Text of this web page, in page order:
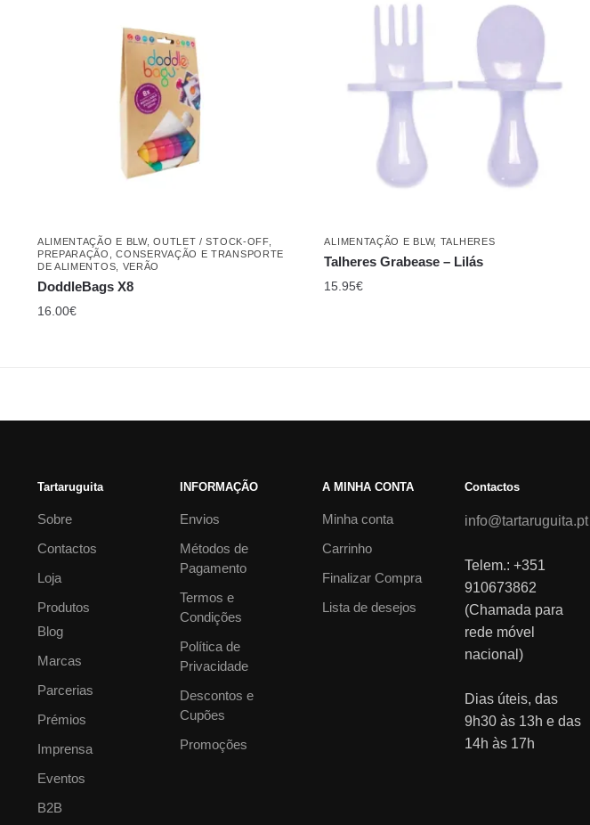
ALIMENTAÇÃO E BLW,OUTLET / STOCK-OFF,
PREPARAÇÃO, CONSERVAÇÃO E TRANSPORTE
DE ALIMENTOS
VERÃO
DoddleBags X8
16.00€
ALIMENTAÇÃO E BLW, TALHERES
Talheres Grabease – Lilás
15.95€
Tartaruguita
Sobre
Contactos
Loja
Produtos
Blog
Marcas
Parcerias
Prémios
Imprensa
Eventos
B2B
INFORMAÇÃO
Envios
Métodos de
Pagamento
Termos e
Condições
Política de
Privacidade
Descontos e
Cupões
Promoções
A MINHA CONTA
Minha conta
Carrinho
Finalizar Compra
Lista de desejos
Contactos
info@tartaruguita.pt
Telem.: +351
910673862
(Chamada para
rede móvel
nacional)
Dias úteis, das
9h30 às 13h e das
14h às 17h